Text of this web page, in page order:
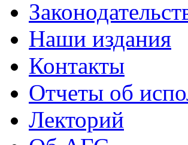
Наши издания
Контакты
Отчеты об
Лекторий